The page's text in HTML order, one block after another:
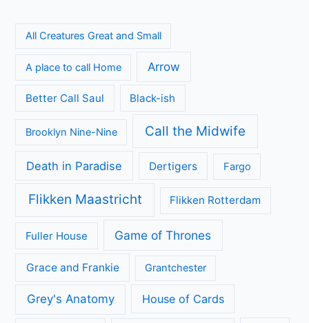
All Creatures Great and Small
A place to call Home Arrow
Better Call Saul Black-ish
Brooklyn Nine-Nine Call the Midwife
Death in Paradise Dertigers Fargo
Flikken Maastricht Flikken Rotterdam
Fuller House Game of Thrones
Grace and Frankie Grantchester
Grey's Anatomy House of Cards